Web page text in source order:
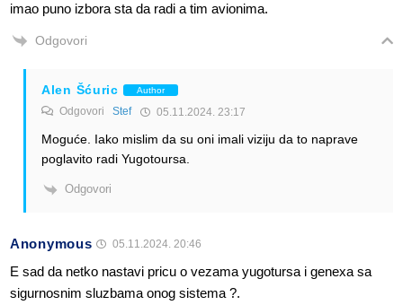
imao puno izbora sta da radi a tim avionima.
Odgovori
Alen Šćuric Author
Odgovori Stef 05.11.2024. 23:17
Moguće. Iako mislim da su oni imali viziju da to naprave
poglavito radi Yugotoursa.
Odgovori
Anonymous 05.11.2024. 20:46
E sad da netko nastavi pricu o vezama yugotursa i genexa sa
sigurnosnim sluzbama onog sistema ?.